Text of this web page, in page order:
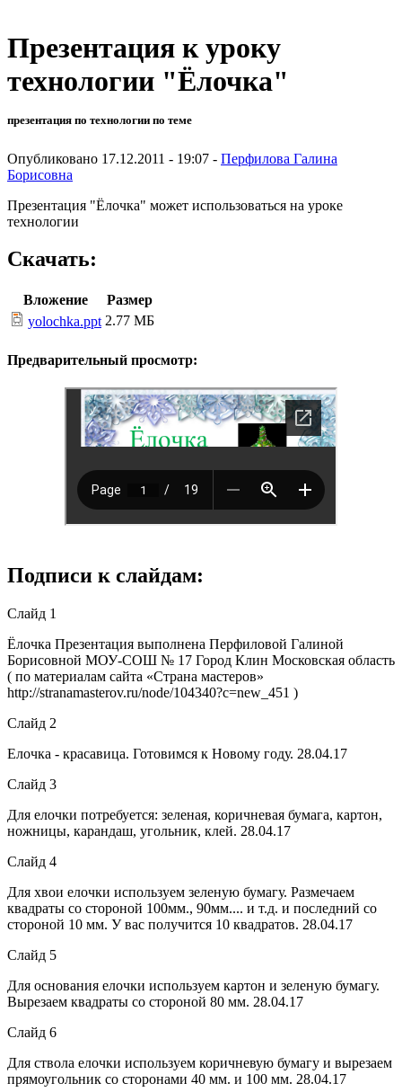
Презентация к уроку
технологии "Ёлочка"
презентация по технологии по теме
Опубликовано 17.12.2011 - 19:07 - Перфилова Галина
Борисовна
Презентация "Ёлочка" может использоваться на уроке
технологии
Скачать:
Вложение
Размер
yolochka.ppt 2.77 МБ
Предварительный просмотр:
Подписи к слайдам:
Слайд 1
Ёлочка Презентация выполнена Перфиловой Галиной
Борисовной МОУ-СОШ № 17 Город Клин Московская область
( по материалам сайта «Страна мастеров»
http://stranamasterov.ru/node/104340?c=new_451 )
Слайд 2
Елочка - красавица. Готовимся к Новому году. 28.04.17
Слайд 3
Для елочки потребуется: зеленая, коричневая бумага, картон,
ножницы, карандаш, угольник, клей. 28.04.17
Слайд 4
Для хвои елочки используем зеленую бумагу. Размечаем
квадраты со стороной 100мм., 90мм.... и т.д. и последний со
стороной 10 мм. У вас получится 10 квадратов. 28.04.17
Слайд 5
Для основания елочки используем картон и зеленую бумагу.
Вырезаем квадраты со стороной 80 мм. 28.04.17
Слайд 6
Для ствола елочки используем коричневую бумагу и вырезаем
прямоугольник со сторонами 40 мм. и 100 мм. 28.04.17